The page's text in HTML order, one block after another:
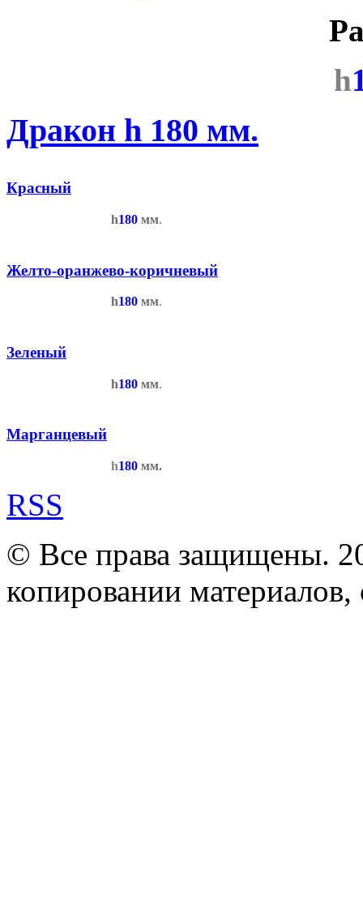
h
Дракон h 180 мм.
Красный
h180мм.
Желто-оранжево-коричневый
h180мм.
Зеленый
h180мм.
Марганцевый
h180мм.
RSS
© Все права защищены.
копировании материалов,